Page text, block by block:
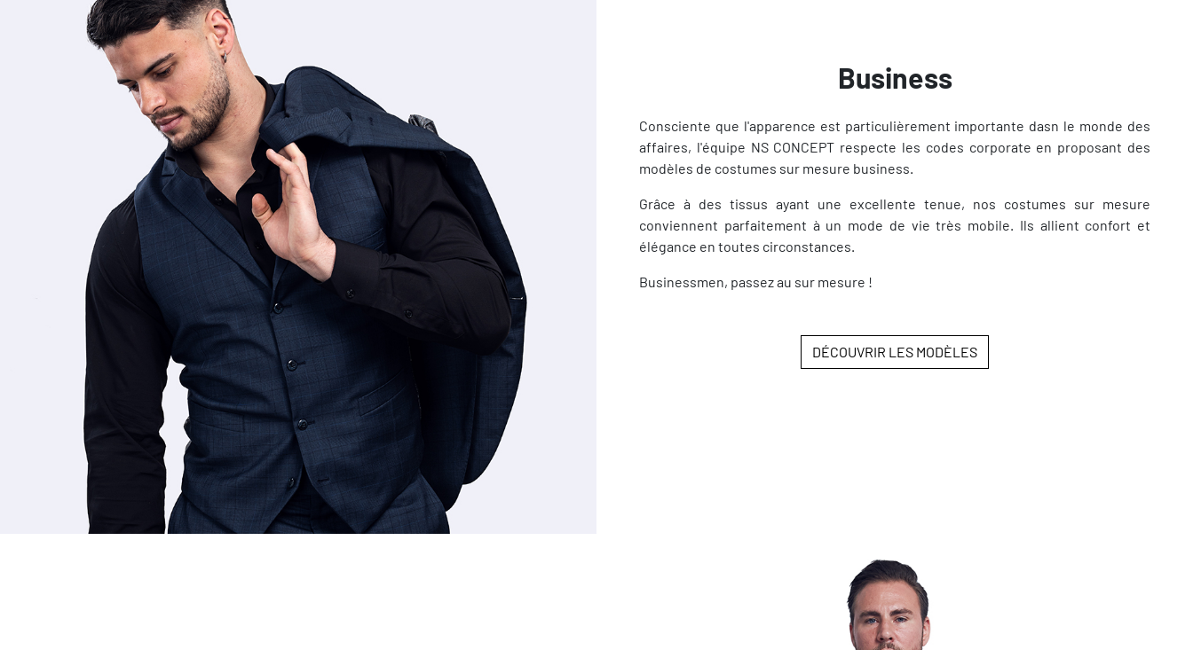
Business
Consciente que l'apparence est particulièrement importante dasn le monde des
affaires, l'équipe NS CONCEPT respecte les codes corporate en proposant des
modèles de costumes sur mesure business.
Grâce à des tissus ayant une excellente tenue, nos costumes sur mesure
conviennent parfaitement à un mode de vie très mobile. Ils allient confort et
élégance en toutes circonstances.
Businessmen, passez au sur mesure !
DÉCOUVRIR LES MODÈLES